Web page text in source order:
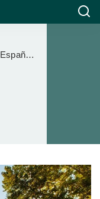
España >